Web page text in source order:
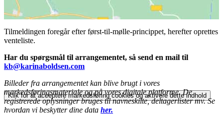
Klik for at acceptere markedsføring cookies og aktivere dette indhold
Tilmeldingen foregår efter først-til-mølle-princippet, herefter oprettes
venteliste.
Har du spørgsmål til arrangementet, så send en mail til
kb@karinaboldsen.com
Billeder fra arrangementet kan blive brugt i vores
markedsføringsmateriale og på vores digitale platforme. De
registrerede oplysninger bruges til navneskilte, deltagerlister mv. Se
hvordan vi beskytter dine data her.